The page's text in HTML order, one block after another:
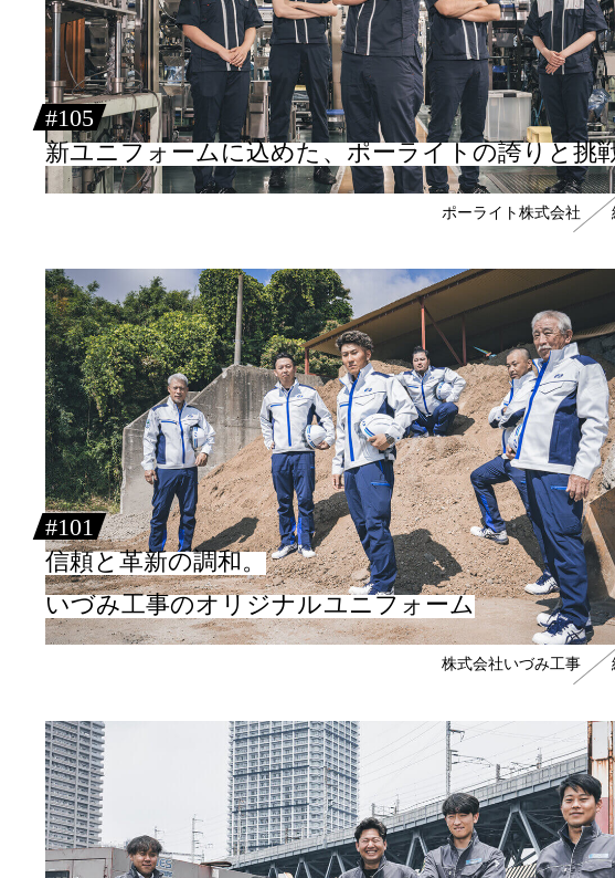
#105
新ユニフォームに込めた、ポーライトの誇りと挑
ポーライト株式会社
#101
信頼と革新の調和。
いづみ工事のオリジナルユニフォーム
株式会社いづみ工事